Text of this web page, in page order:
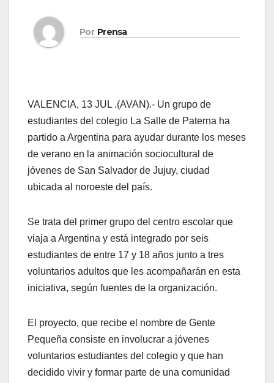
Por Prensa
VALENCIA, 13 JUL .(AVAN).- Un grupo de
estudiantes del colegio La Salle de Paterna ha
partido a Argentina para ayudar durante los meses
de verano en la animación sociocultural de
jóvenes de San Salvador de Jujuy, ciudad
ubicada al noroeste del país.
Se trata del primer grupo del centro escolar que
viaja a Argentina y está integrado por seis
estudiantes de entre 17 y 18 años junto a tres
voluntarios adultos que les acompañarán en esta
iniciativa, según fuentes de la organización.
El proyecto, que recibe el nombre de Gente
Pequeña consiste en involucrar a jóvenes
voluntarios estudiantes del colegio y que han
decidido vivir y formar parte de una comunidad